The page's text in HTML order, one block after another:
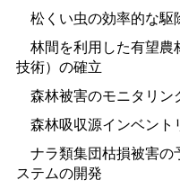
松くい虫の効率的な駆
林間を利用した有望農
技術）の確立
森林被害のモニタリン
森林吸収源インベント
ナラ類集団枯損被害の
ステムの開発